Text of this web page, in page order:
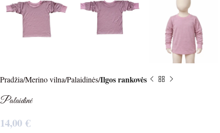
PradžiaMerino vilnaPalaidinėsIlgos rankovės
Palaidinė
14,00€